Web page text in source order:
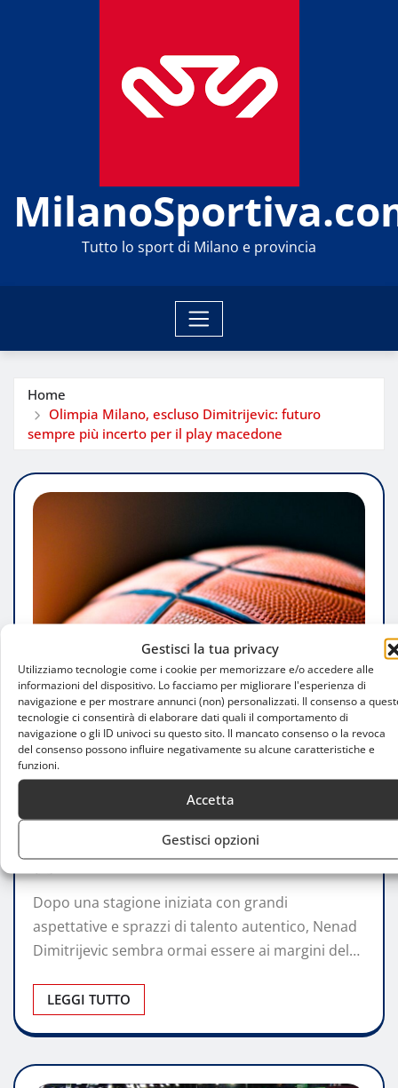
Gestisci la tua privacy
Utilizziamo tecnologie come i cookie per memorizzare e/o accedere alle
informazioni del dispositivo. Lo facciamo per migliorare l'esperienza di
navigazione e per mostrare annunci (non) personalizzati. Il consenso a
tecnologie ci consentirà di elaborare dati quali il comportamento di
navigazione o gli ID univoci su questo sito. Il mancato consenso o la revoca
del consenso possono influire negativamente su alcune caratteristiche e
funzioni.
Accetta
Gestisci opzioni
Tutto lo sport di Milano e provincia
Home
Olimpia Milano, escluso Dimitrijevic: futuro
sempre più incerto per il play macedone
ATTUALITÀ
Olimpia Milano, escluso Dimitrijevic:
futuro sempre più incerto per il play
macedone
Noemi Brambilla Apr 11, 2025 0
Dopo una stagione iniziata con grandi
aspettative e sprazzi di talento autentico, Nenad
Dimitrijevic sembra ormai essere ai margini del…
LEGGI TUTTO